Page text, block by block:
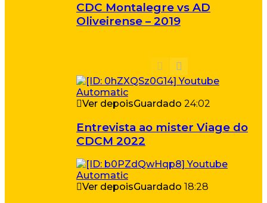
CDC Montalegre vs AD
Oliveirense – 2019
Ver depoisGuardado 24:02
Entrevista ao mister Viage do
CDCM 2022
Ver depoisGuardado 18:28